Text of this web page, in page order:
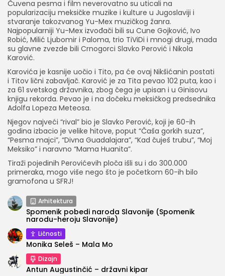
Čuvena pesma i film neverovatno su uticali na
popularizaciju meksičke muzike i kulture u Jugoslaviji i
stvaranje takozvanog Yu-Mex muzičkog žanra.
Najpopularniji Yu-Mex izvođači bili su Cune Gojković, Ivo
Robić, Milić Ljubomir i Paloma, trio TiViDi i mnogi drugi, mada
su glavne zvezde bili Crnogorci Slavko Perović i Nikola
Karović.
Karovića je kasnije uočio i Tito, pa će ovaj Nikšićanin postati
i Titov lični zabavljač. Karović je za Tita pevao 102 puta, kao i
za 61 svetskog državnika, zbog čega je upisan i u Ginisovu
knjigu rekorda. Pevao je i na dočeku meksičkog predsednika
Adolfa Lopeza Meteosa.
Njegov najveći “rival” bio je Slavko Perović, koji je 60-ih
godina izbacio je velike hitove, poput “Čaša gorkih suza”,
“Pesma majci”, “Divna Guadalajara”, “Kad čuješ trubu”, “Moj
Meksiko” i naravno “Mama Huanita”.
Tiraži pojedinih Perovićevih ploča išli su i do 300.000
primeraka, mogo više nego što je početkom 60-ih bilo
gramofona u SFRJ!
Arhitektura
Spomenik pobedi naroda Slavonije (Spomenik
narodu-heroju Slavonije)
Ličnosti
Monika Seleš – Mala Mo
Dizajn
Antun Augustinčić – državni kipar